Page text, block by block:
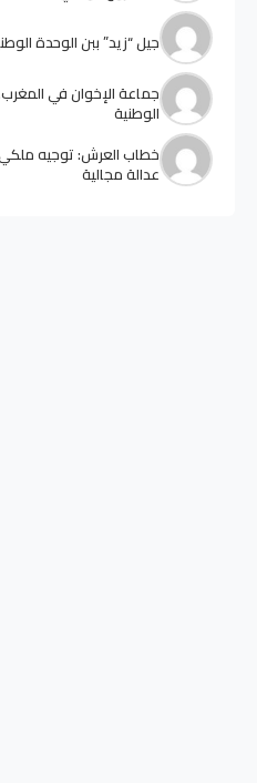
جيل “زيد” ببن الوحدة
جماعة الإخوان في
الوطنية
خطاب العرش: توجيه
عدالة مجالية